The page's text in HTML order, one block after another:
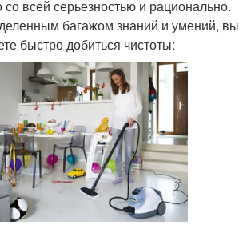
всей серьезностью и рационально.
багажом знаний и умений, вы
быстро добиться чистоты: